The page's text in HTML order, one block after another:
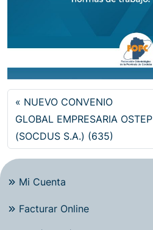
NUEVO CONVENIO
GLOBAL EMPRESARIA OSTEP
(SOCDUS S.A.) (635)
Mi Cuenta
Facturar Online